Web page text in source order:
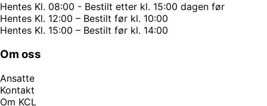
Hentes Kl. 08:00 - Bestilt etter kl. 15:00 dagen før
Hentes Kl. 12:00 – Bestilt før kl. 10:00
Hentes Kl. 15:00 – Bestilt før kl. 14:00
Om oss
Ansatte
Kontakt
Om KCL